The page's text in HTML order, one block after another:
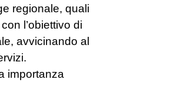
regionale, quali
l’obiettivo di
avvicinando al
importanza